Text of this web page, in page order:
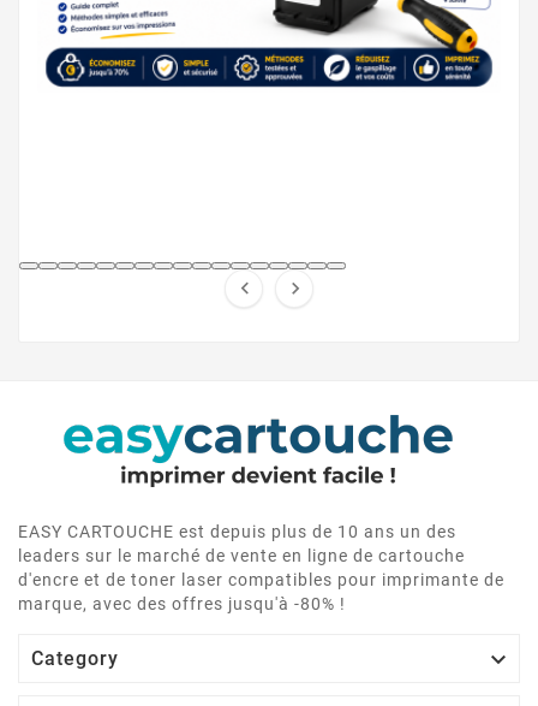
 
EASY CARTOUCHE est depuis plus de 10 ans un des
leaders sur le marché de vente en ligne de cartouche
d'encre et de toner laser compatibles pour imprimante de
marque, avec des offres jusqu'à -80% !
Category 